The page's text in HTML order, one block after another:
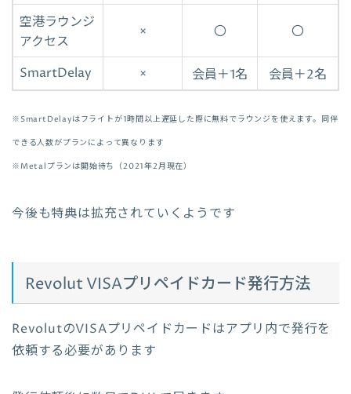
空港ラウンジ
アクセス
× 〇 〇
SmartDelay × 会員＋1名 会員＋2名
※SmartDelayはフライトが1時間以上遅延した際に無料でラウンジを使えます。同伴
できる人数がプランによって異なります
※Metalプランは開始待ち（2021年2月現在）
今後も特典は拡充されていくようです
Revolut VISAプリペイドカード発行方法
RevolutのVISAプリペイドカードはアプリ内で発行を
依頼する必要があります